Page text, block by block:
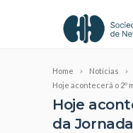
Home
Notícias
Hoje acontecerá o 2º
Hoje
da